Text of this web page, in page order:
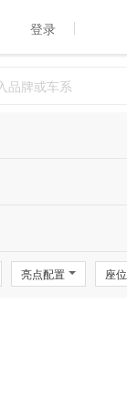
登录
亮点配置 座位